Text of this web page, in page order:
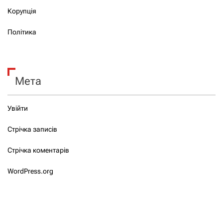
Корупція
Політика
Мета
Увійти
Стрічка записів
Стрічка коментарів
WordPress.org